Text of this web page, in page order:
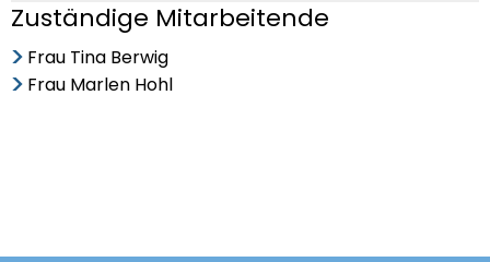
Zuständige Mitarbeitende
Frau Tina Berwig
Frau Marlen Hohl